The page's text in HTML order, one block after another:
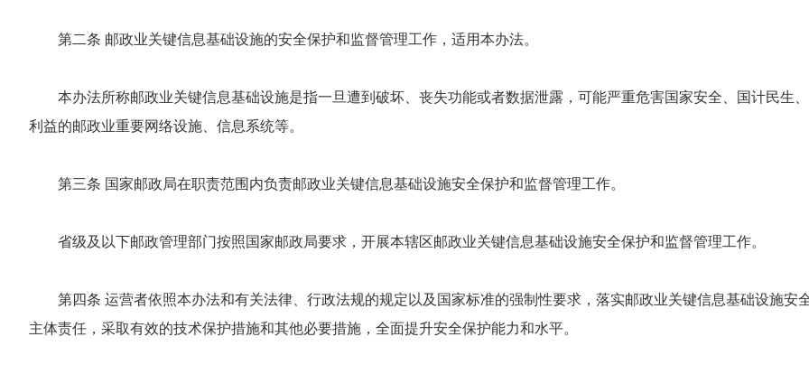
第二条 邮政业关键信息基础设施的安全保护和监督管理工作，适用本办法。
本办法所称邮政业关键信息基础设施是指一旦遭到破坏、丧失功能或者数据泄露，可能严重危害国家安全、国计民生
利益的邮政业重要网络设施、信息系统等。
第三条 国家邮政局在职责范围内负责邮政业关键信息基础设施安全保护和监督管理工作。
省级及以下邮政管理部门按照国家邮政局要求，开展本辖区邮政业关键信息基础设施安全保护和监督管理工作。
第四条 运营者依照本办法和有关法律、行政法规的规定以及国家标准的强制性要求，落实邮政业关键信息基础设施安
主体责任，采取有效的技术保护措施和其他必要措施，全面提升安全保护能力和水平。